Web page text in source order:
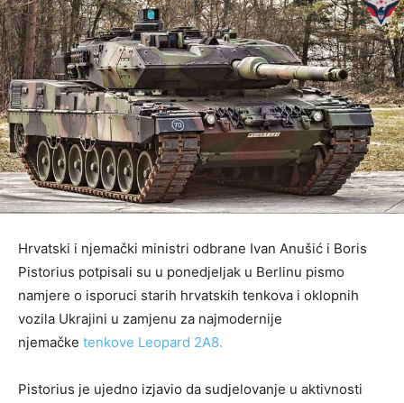
Hrvatski i njemački ministri odbrane Ivan Anušić i Boris
Pistorius potpisali su u ponedjeljak u Berlinu pismo
namjere o isporuci starih hrvatskih tenkova i oklopnih
vozila Ukrajini u zamjenu za najmodernije
njemačke tenkove Leopard 2A8.
Pistorius je ujedno izjavio da sudjelovanje u aktivnosti